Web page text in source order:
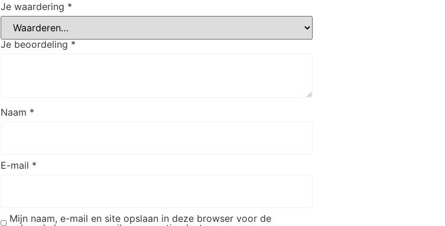
Je waardering *
Je beoordeling *
Naam *
E-mail *
Mijn naam, e-mail en site opslaan in deze browser voor de